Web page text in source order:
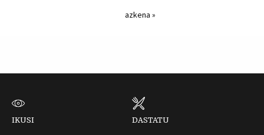
azkena »
IKUSI DASTATU